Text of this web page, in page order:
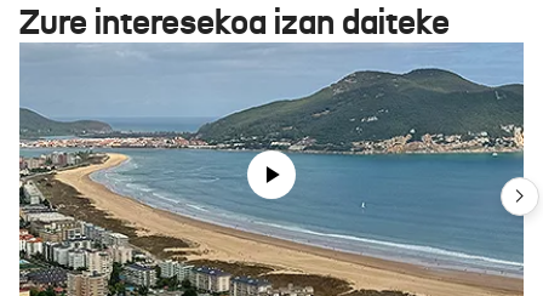
Zure interesekoa izan daiteke